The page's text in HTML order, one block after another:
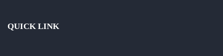
QUICK LINK